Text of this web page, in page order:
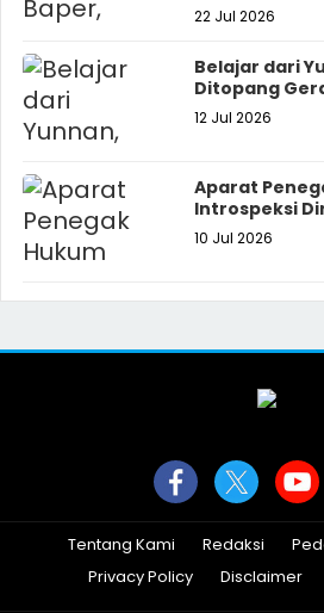
22 Jul 2026
Belajar dari
Ditopang
12 Jul 2026
Aparat
Introspeksi
10 Jul 2026
Tentang Kami Redaksi
Privacy Policy
Disclaimer